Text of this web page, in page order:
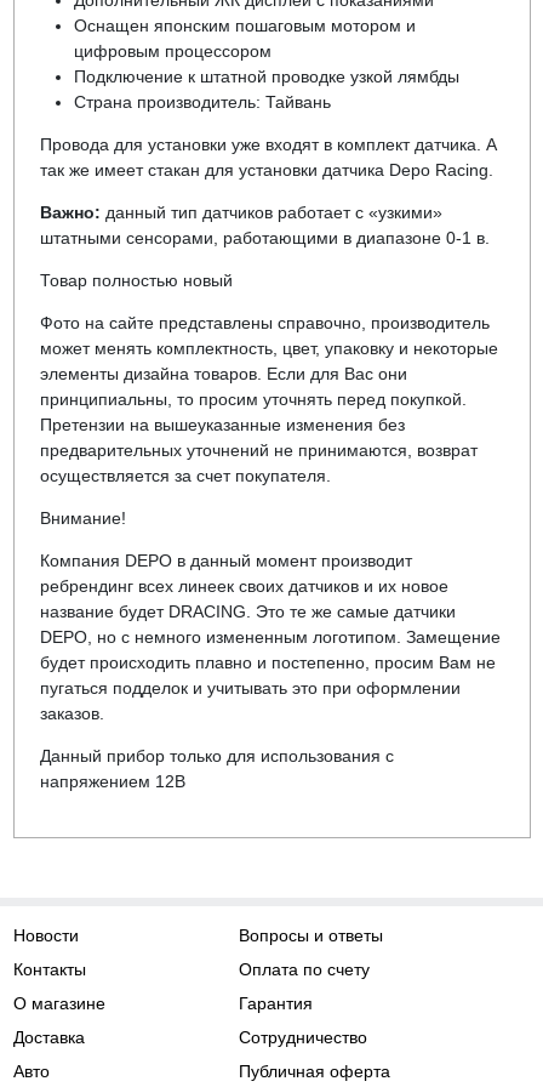
Оснащен японским пошаговым мотором и
цифровым процессором
Подключение к штатной проводке узкой лямбды
Страна производитель: Тайвань
Провода для установки уже входят в комплект датчика. А
так же имеет стакан для установки датчика Depo Racing.
Важно: данный тип датчиков работает с «узкими»
штатными сенсорами, работающими в диапазоне 0-1 в.
Товар полностью новый
Фото на сайте представлены справочно, производитель
может менять комплектность, цвет, упаковку и некоторые
элементы дизайна товаров. Если для Вас они
принципиальны, то просим уточнять перед покупкой.
Претензии на вышеуказанные изменения без
предварительных уточнений не принимаются, возврат
осуществляется за счет покупателя.
Внимание!
Компания DEPO в данный момент производит
ребрендинг всех линеек своих датчиков и их новое
название будет DRACING. Это те же самые датчики
DEPO, но с немного измененным логотипом. Замещение
будет происходить плавно и постепенно, просим Вам не
пугаться подделок и учитывать это при оформлении
заказов.
Данный прибор только для использования с
напряжением 12В
Новости
Контакты
О магазине
Доставка
Авто
Вопросы и ответы
Оплата по счету
Гарантия
Сотрудничество
Публичная оферта